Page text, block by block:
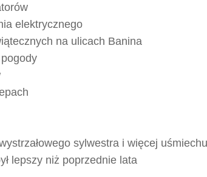
elektrycznego
na ulicach Banina
sylwestra i więcej
lepszy niż poprzednie lata